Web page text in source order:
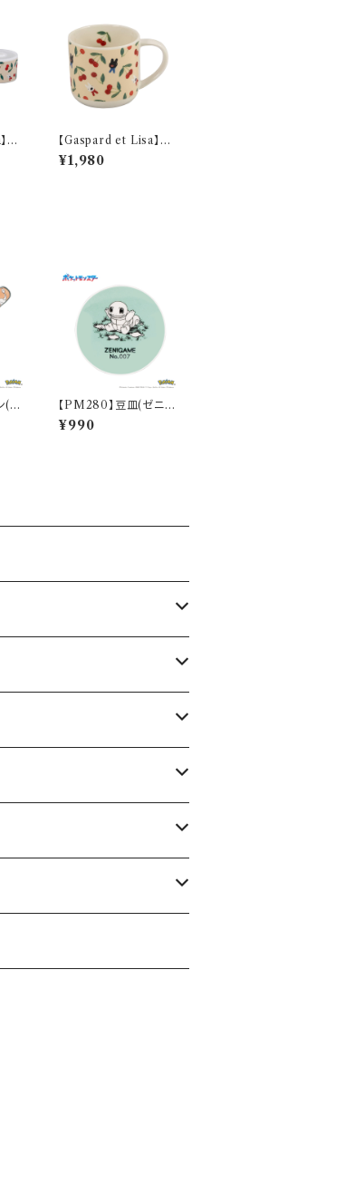
ペ
【Gaspard et Lisa】マ
グ(チェリー)【チェリー】
¥1,980
(ヒ
】
【PM280】豆皿(ゼニガ
メ)【Daily Sketch】PM
283-333
¥990